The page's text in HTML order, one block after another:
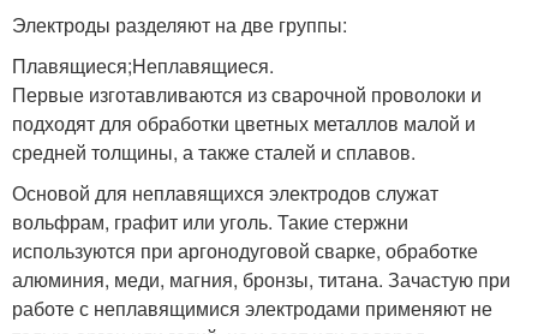
Электроды разделяют на две группы:
Плавящиеся;Неплавящиеся.
Первые изготавливаются из сварочной проволоки и
подходят для обработки цветных металлов малой и
средней толщины, а также сталей и сплавов.
Основой для неплавящихся электродов служат
вольфрам, графит или уголь. Такие стержни
используются при аргонодуговой сварке, обработке
алюминия, меди, магния, бронзы, титана. Зачастую при
работе с неплавящимися электродами применяют не